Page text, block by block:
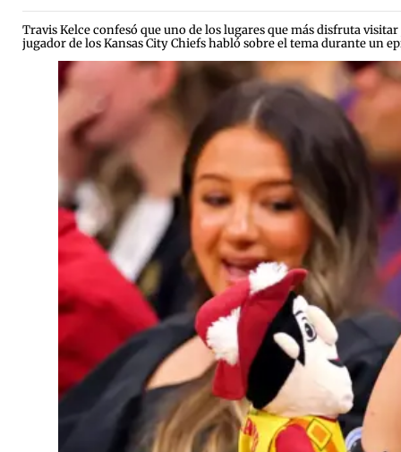
Travis Kelce confesó que uno de los lugares que más disfruta
jugador de los Kansas City Chiefs habló sobre el tema durante un